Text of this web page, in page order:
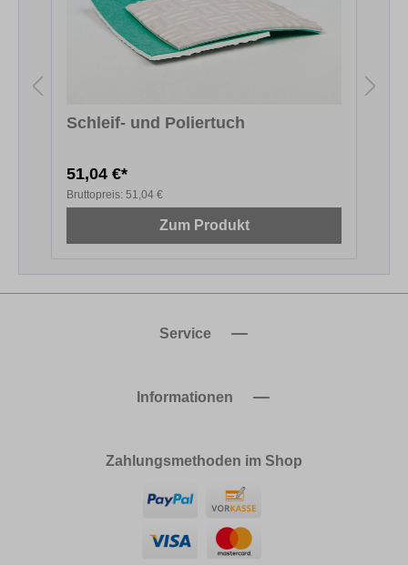
Schleif- und Poliertuch
51,04 €*
Bruttopreis: 51,04 €
Zum Produkt
Service
Informationen
Zahlungsmethoden im Shop